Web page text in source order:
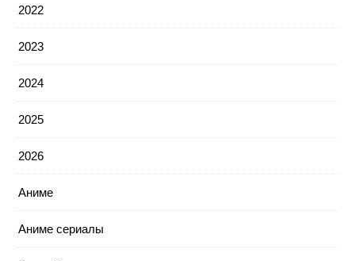
2022
2023
2024
2025
2026
Аниме
Аниме сериалы